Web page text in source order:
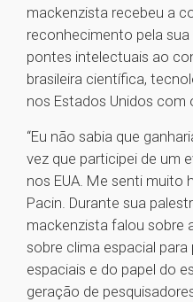
mackenzista recebeu a
reconhecimento pela
pontes intelectuais ao
brasileira científica,
nos Estados Unidos com
“Eu não sabia que
vez que participei de um
nos EUA. Me senti muito
Pacin. Durante sua
mackenzista falou sobre
sobre clima espacial
espaciais e do papel do
geração de